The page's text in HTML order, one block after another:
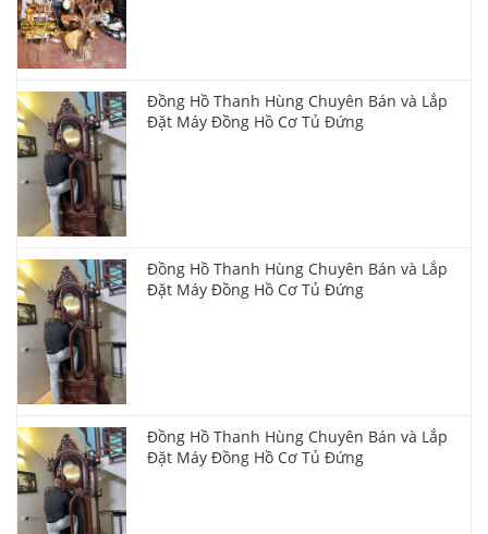
Đồng Hồ Thanh Hùng Chuyên Bán và Lắp
Đặt Máy Đồng Hồ Cơ Tủ Đứng
Đồng Hồ Thanh Hùng Chuyên Bán và Lắp
Đặt Máy Đồng Hồ Cơ Tủ Đứng
Đồng Hồ Thanh Hùng Chuyên Bán và Lắp
Đặt Máy Đồng Hồ Cơ Tủ Đứng